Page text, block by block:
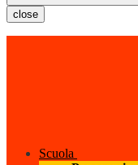
close
Scuola